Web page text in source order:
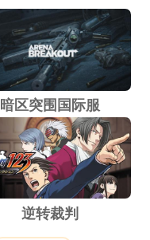
暗区突围国际服
逆转裁判